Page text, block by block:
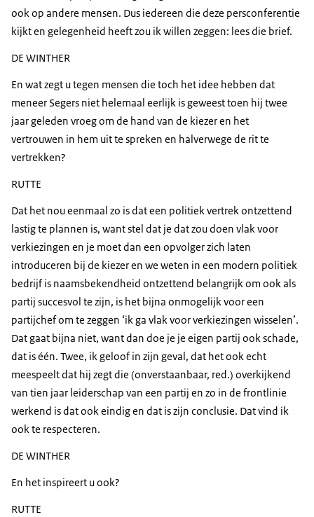
ook op andere mensen. Dus iedereen die deze persconferentie
kijkt en gelegenheid heeft zou ik willen zeggen: lees die brief.
DE WINTHER
En wat zegt u tegen mensen die toch het idee hebben dat
meneer Segers niet helemaal eerlijk is geweest toen hij twee
jaar geleden vroeg om de hand van de kiezer en het
vertrouwen in hem uit te spreken en halverwege de rit te
vertrekken?
RUTTE
Dat het nou eenmaal zo is dat een politiek vertrek ontzettend
lastig te plannen is, want stel dat je dat zou doen vlak voor
verkiezingen en je moet dan een opvolger zich laten
introduceren bij de kiezer en we weten in een modern politiek
bedrijf is naamsbekendheid ontzettend belangrijk om ook als
partij succesvol te zijn, is het bijna onmogelijk voor een
partijchef om te zeggen ‘ik ga vlak voor verkiezingen wisselen’.
Dat gaat bijna niet, want dan doe je je eigen partij ook schade,
dat is één. Twee, ik geloof in zijn geval, dat het ook echt
meespeelt dat hij zegt die (onverstaanbaar, red.) overkijkend
van tien jaar leiderschap van een partij en zo in de frontlinie
werkend is dat ook eindig en dat is zijn conclusie. Dat vind ik
ook te respecteren.
DE WINTHER
En het inspireert u ook?
RUTTE